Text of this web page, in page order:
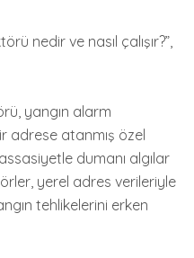
nedir ve nasıl çalışır?”,
yangın alarm
adrese atanmış özel
dumanı algılar
yerel adres verileriyle
tehlikelerini erken